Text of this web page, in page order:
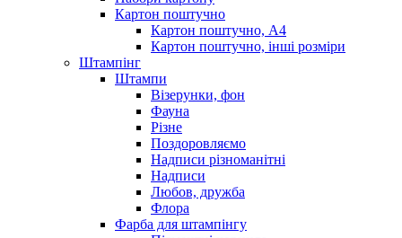
Картон поштучно
Картон поштучно, А4
Картон поштучно, інші розміри
Штампінг
Штампи
Візерунки, фон
Фауна
Різне
Поздоровляємо
Надписи різноманітні
Надписи
Любов, дружба
Флора
Фарба для штампінгу